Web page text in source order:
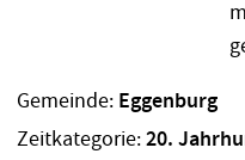
Gemeinde: Eggenburg
Zeitkategorie:20.